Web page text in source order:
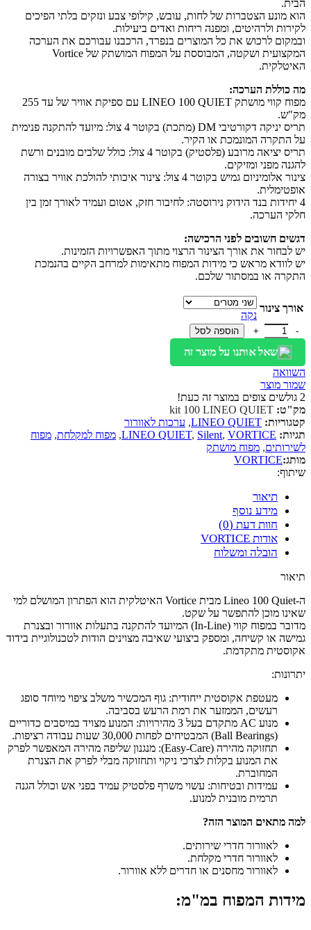
הבית.
הוא מונע הצטברות של לחות, עובש, קילופי צבע ונזקים בלתי הפיכים
לקירות ולרהיטים, ומפנה ריחות ואדים ביעילות.
ובמקום לרכוש את כל המוצרים בנפרד, הרכבנו עבורכם את הערכה
המקצועית ושקטה, המבוססת על המפוח המושתק של Vortice
האיטלקית.
מה כוללת הערכה:
מפוח קווי מושתק LINEO 100 QUIET עם ספיקת אוויר של עד 255
מק"ש.
תריס יניקה דקורטיבי DM (מתכת) בקוטר 4 צול: מיועד להתקנה פנימית
על התקרה המונמכת או הקיר.
תריס יציאה מרובע (פלסטיק) בקוטר 4 צול: כולל שלבים מובנים ורשת
להגנה מפני ומזיקים.
צינור אלומיניום גמיש בקוטר 4 צול: צינור איכותי להולכת אוויר בצורה
אופטימלית.
4 יחידות בנד הידוק נירוסטה: לחיבור חזק, אטום ועמיד לאורך זמן בין
חלקי הערכה.
דגשים חשובים לפני הרכישה:
יש לבחור את אורך הצינור הרצוי מתוך האפשרויות הזמינות.
יש לוודא מראש כי מידות המפוח מתאימות למרחב הקיים בהנמכת
התקרה או במסתור שלכם.
אורך צינור
נקה
כמות של קיט מפוח מושתק 100 LINEO QUIET
הוספה לסל
שאל אותנו על מוצר זה
השוואה
שמור מוצר
2 גולשים צופים במוצר זה כעת!
מק"ט: kit 100 LINEO QUIET
קטגוריות: LINEO QUIET
, ערכות לאוורור
תגיות:
LINEO QUIET, Silent, VORTICE
, מפוח למקלחת, מפוח
לשירותים, מפוח מושתק
מותג:VORTICE
שיתוף:
תיאור
מידע נוסף
חוות דעת (0)
אודות VORTICE
הובלה ומשלוח
תיאור
ה-Lineo 100 Quiet מבית Vortice האיטלקית הוא הפתרון המושלם למי
שאינו מוכן להתפשר על שקט.
מדובר במפוח קווי (In-Line) המיועד להתקנה בתעלות אוורור ובצנרת
גמישה או קשיחה, ומספק ביצועי שאיבה מצוינים הודות לטכנולוגיית בידוד
אקוסטית מתקדמת.
יתרונות:
מעטפת אקוסטית ייחודית: גוף המכשיר משלב ציפוי מיוחד סופג
רעשים, הממזער את רמת הרעש בסביבה.
מנוע AC מתקדם בעל 3 מהירויות: המנוע מצויד במיסבים כדוריים
(Ball Bearings) המבטיחים לפחות 30,000 שעות עבודה רציפות.
תחזוקה מהירה (Easy-Care): מנגנון שליפה מהירה המאפשר לפרק
את המנוע בקלות לצרכי ניקוי ותחזוקה מבלי לפרק את הצנרת
המחוברת.
עמידות ובטיחות: עשוי משרף פלסטיק עמיד בפני אש וכולל הגנה
תרמית מובנית למנוע.
למה מתאים המוצר הזה?
לאוורור חדרי שירותים.
לאוורור חדרי מקלחת.
לאוורור מחסנים או חדרים ללא אוורור.
מידות המפוח במ"מ: